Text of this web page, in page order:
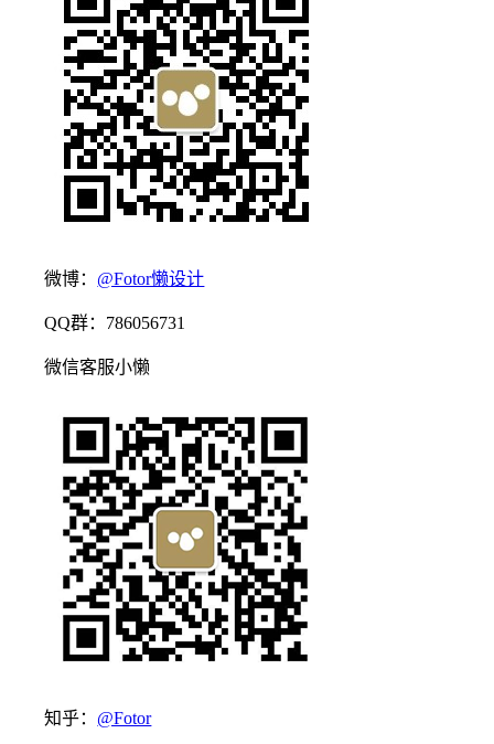
微博： @Fotor懒设计
QQ群：786056731
微信客服小懒
知乎： @Fotor